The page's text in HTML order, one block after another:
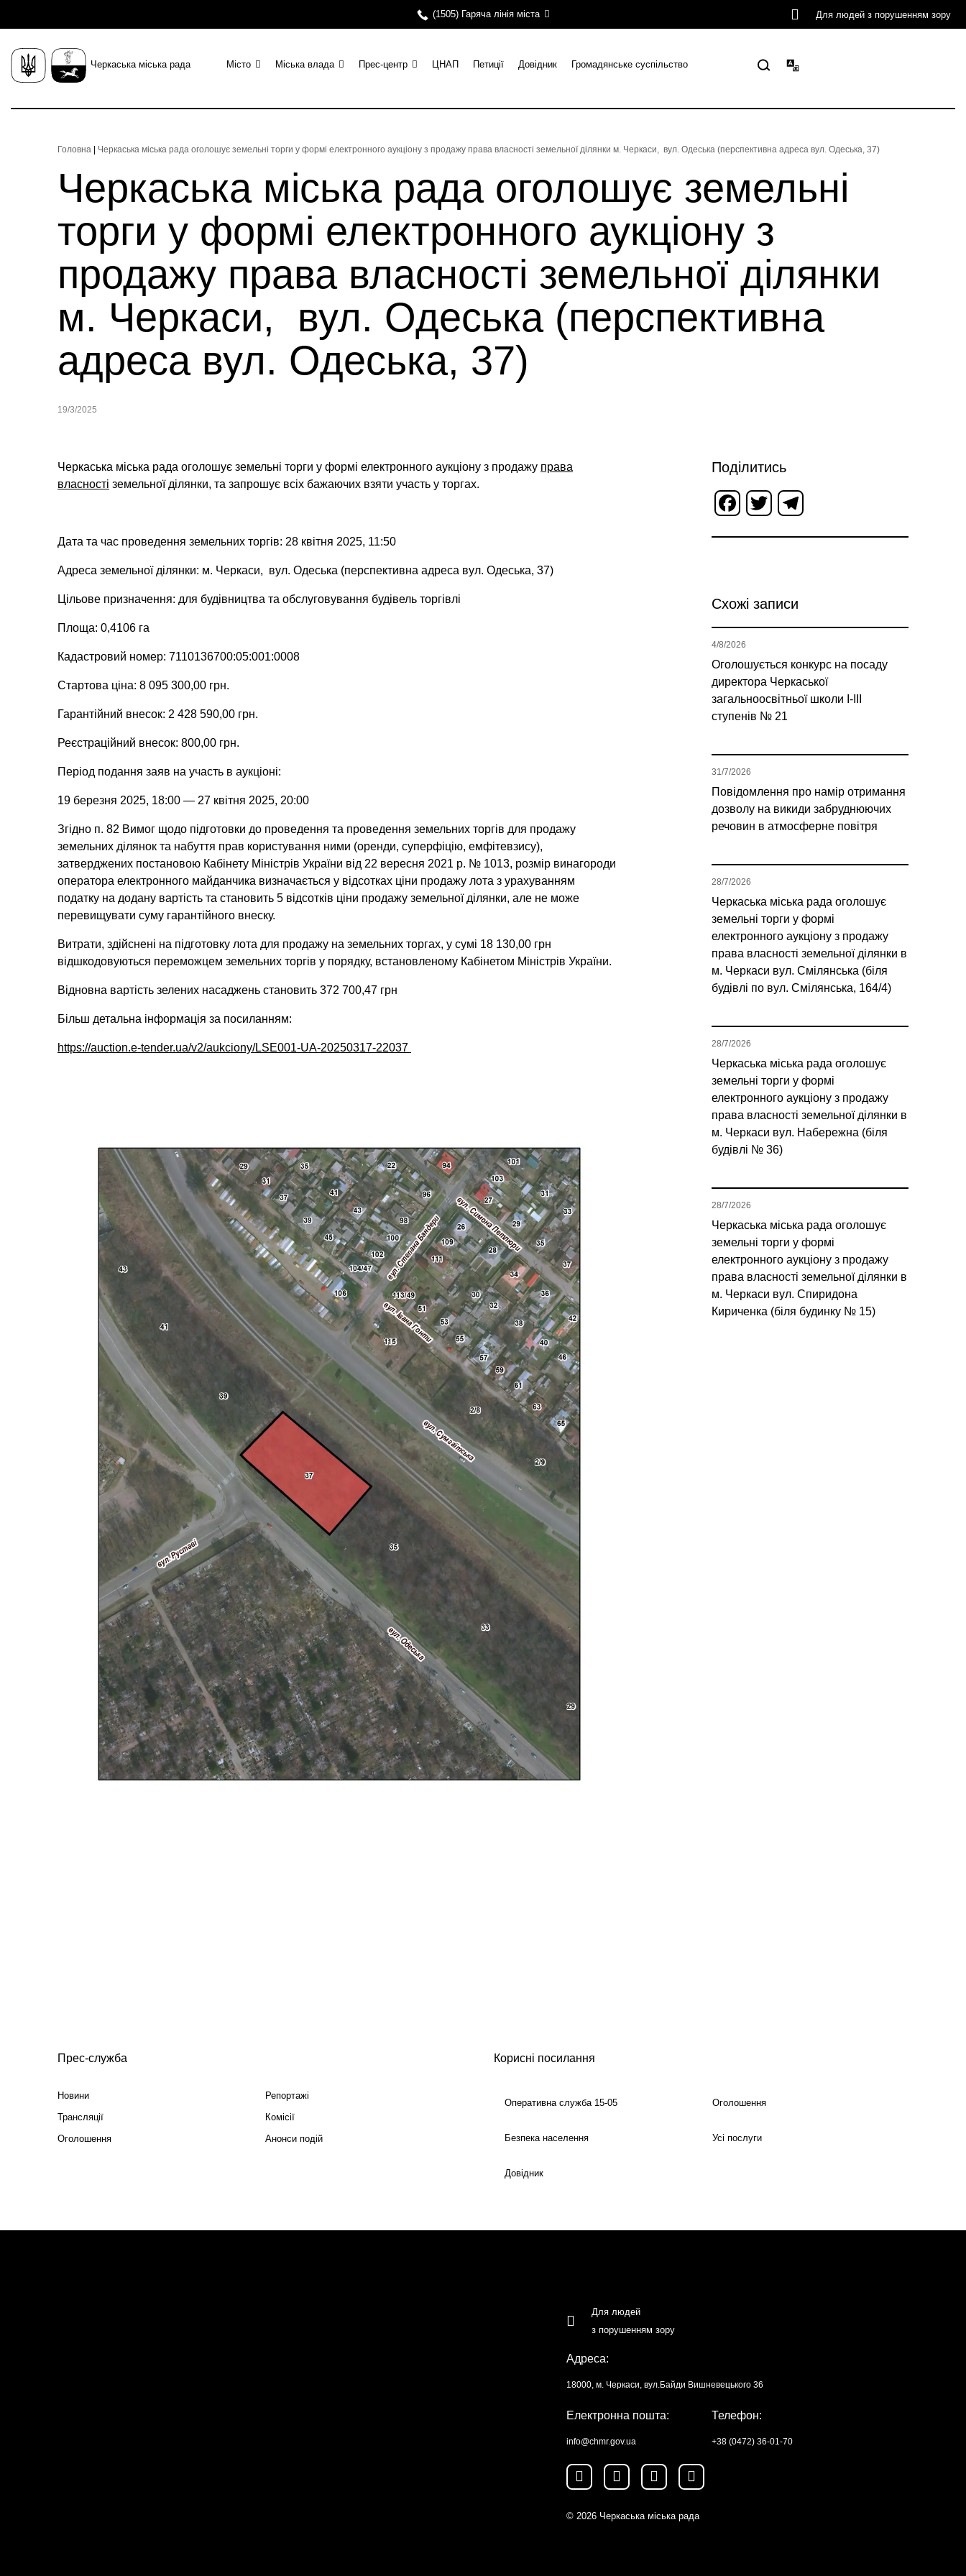
(1505) Гаряча лінія міста Для людей з порушенням зору
Черкаська міська рада Місто Міська влада Прес-центр ЦНАП Петиції Довідник Громадянське суспільство
Головна Черкаська міська рада оголошує земельні торги у формі електронного аукціону з продажу права власності земельної ділянки м. Черкаси, вул. Одеська (перспективна адреса вул. Одеська, 37)
Черкаська міська рада оголошує земельні
торги у формі електронного аукціону з
продажу права власності земельної ділянки
м. Черкаси, вул. Одеська (перспективна
адреса вул. Одеська, 37)
19/3/2025
Черкаська міська рада оголошує земельні торги у формі електронного аукціону з продажу права
власності земельної ділянки, та запрошує всіх бажаючих взяти участь у торгах.
Дата та час проведення земельних торгів: 28 квітня 2025, 11:50
Адреса земельної ділянки: м. Черкаси, вул. Одеська (перспективна адреса вул. Одеська, 37)
Цільове призначення: для будівництва та обслуговування будівель торгівлі
Площа: 0,4106 га
Кадастровий номер: 7110136700:05:001:0008
Стартова ціна: 8 095 300,00 грн.
Гарантійний внесок: 2 428 590,00 грн.
Реєстраційний внесок: 800,00 грн.
Період подання заяв на участь в аукціоні:
19 березня 2025, 18:00 — 27 квітня 2025, 20:00
Згідно п. 82 Вимог щодо підготовки до проведення та проведення земельних торгів для продажу
земельних ділянок та набуття прав користування ними (оренди, суперфіцію, емфітевзису),
затверджених постановою Кабінету Міністрів України від 22 вересня 2021 р. № 1013, розмір винагороди
оператора електронного майданчика визначається у відсотках ціни продажу лота з урахуванням
податку на додану вартість та становить 5 відсотків ціни продажу земельної ділянки, але не може
перевищувати суму гарантійного внеску.
Витрати, здійснені на підготовку лота для продажу на земельних торгах, у сумі 18 130,00 грн
відшкодовуються переможцем земельних торгів у порядку, встановленому Кабінетом Міністрів України.
Відновна вартість зелених насаджень становить 372 700,47 грн
Більш детальна інформація за посиланням:
https://auction.e-tender.ua/v2/aukciony/LSE001-UA-20250317-22037
Поділитись
Facebook
Twitter
Схожі записи
Оголошується конкурс на посаду
директора Черкаської
загальноосвітньої школи І-ІІІ
ступенів № 21
4/8/2026
Повідомлення про намір отримання
дозволу на викиди забруднюючих
речовин в атмосферне повітря
31/7/2026
Черкаська міська рада оголошує
земельні торги у формі
електронного аукціону з продажу
права власності земельної ділянки в
м. Черкаси вул. Смілянська (біля
будівлі по вул. Смілянська, 164/4)
28/7/2026
Черкаська міська рада оголошує
земельні торги у формі
електронного аукціону з продажу
права власності земельної ділянки в
м. Черкаси вул. Набережна (біля
будівлі № 36)
28/7/2026
Черкаська міська рада оголошує
земельні торги у формі
електронного аукціону з продажу
права власності земельної ділянки в
м. Черкаси вул. Спиридона
Кириченка (біля будинку № 15)
28/7/2026
Прес-служба
Новини
Репортажі
Трансляції
Комісії
Оголошення
Анонси подій
Корисні посилання
Оперативна служба 15-05 Оголошення
Безпека населення Усі послуги
Довідник
Для людей
з порушенням зору
Адреса:
18000, м. Черкаси, вул.Байди Вишневецького 36
Електронна пошта:
info@chmr.gov.ua
Телефон:
+38 (0472) 36-01-70
© 2026 Черкаська міська рада